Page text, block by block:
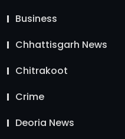
Business
Chhattisgarh News
Chitrakoot
Crime
Deoria News